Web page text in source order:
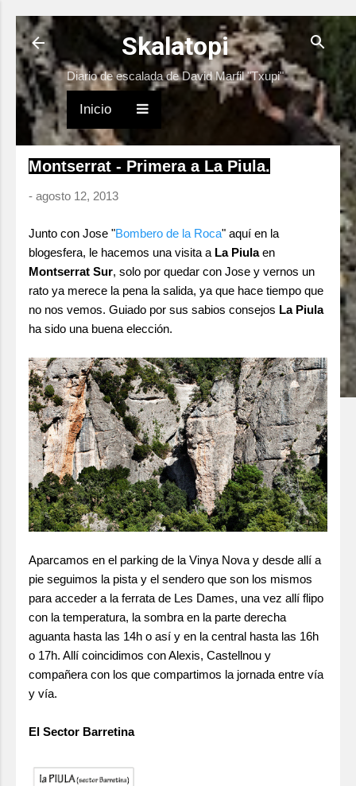
Ir al contenido principal
Skalatopi
Diario de escalada de David Marfil "Txupi"
Inicio
Montserrat - Primera a La Piula.
- agosto 12, 2013
Junto con Jose "Bombero de la Roca" aquí en la
blogesfera, le hacemos una visita a La Piulaen
Montserrat Sur, solo por quedar con Jose y vernos un
rato ya merece la pena la salida, ya que hace tiempo que
no nos vemos. Guiado por sus sabios consejos La Piula
ha sido una buena elección.
Aparcamos en el parking de la Vinya Nova y desde allí a
pie seguimos la pista y el sendero que son los mismos
para acceder a la ferrata de Les Dames, una vez allí flipo
con la temperatura, la sombra en la parte derecha
aguanta hasta las 14h o así y en la central hasta las 16h
o 17h. Allí coincidimos con Alexis, Castellnou y
compañera con los que compartimos la jornada entre vía
y vía.
El Sector Barretina